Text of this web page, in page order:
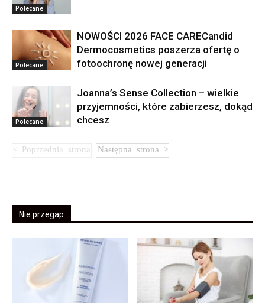
Polecane
Polecane
NOWOŚCI 2026 FACE CARECandid
Dermocosmetics poszerza ofertę o
fotoochronę nowej generacji
Polecane
Joanna’s Sense Collection – wielkie
przyjemności, które zabierzesz, dokąd
chcesz
Nie przegap